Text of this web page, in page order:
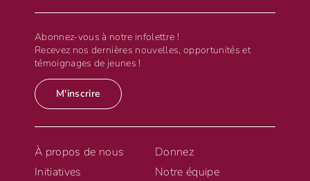
Abonnez-vous à notre infolettre !
Recevez nos dernières nouvelles, opportunités et
témoignages de jeunes !
M'inscrire
À propos de nous
Initiatives
Donnez
Notre équipe